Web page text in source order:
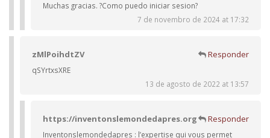
Muchas gracias. ?Como puedo iniciar sesion?
7 de novembro de 2024 at 17:32
zMlPoihdtZV Responder
qSYrtxsXRE
13 de agosto de 2022 at 13:57
https://inventonslemondedapres.org Responder
Inventonslemondedapres : l’expertise qui vous permet